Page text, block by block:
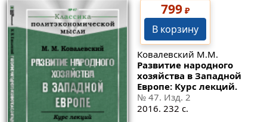
799₽
В корзину
Ковалевский М.М.
Развитие народного
хозяйства в Западной
Европе: Курс лекций.
№ 47. Изд. 2
2016. 232 с.